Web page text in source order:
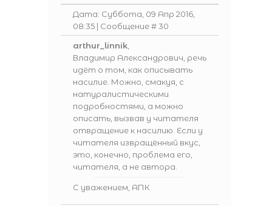
Дата: Суббота, 09 Апр 2016,
08:35 | Сообщение #30
arthur_linnik
Владимир Александрович, речь
идёт о том, как описывать
насилие. Можно, смакуя, с
натуралистическими
подробностями, а можно
описать, вызвав у читателя
отвращение к насилию. Если у
читателя извращённый вкус,
это, конечно, проблема его,
читателя, а не автора.
С уважением, АПК